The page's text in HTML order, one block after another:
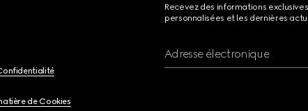
de Cookies
Recevez des informations
personnalisées et les dernières
Adresse électronique